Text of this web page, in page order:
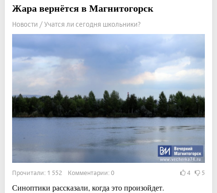
Жара вернётся в Магнитогорск
Новости / Учатся ли сегодня школьники?
Прочитали: 1 552 Комментарии: 0 4 5
Синоптики рассказали, когда это произойдет.